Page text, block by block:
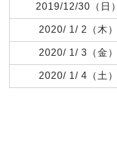
2019/12/30（日）
2020/ 1/ 2（木）
2020/ 1/ 3（金）
2020/ 1/ 4（土）